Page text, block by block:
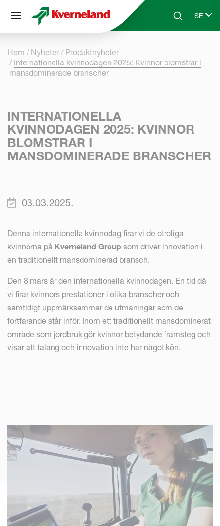
Skip to main contentSearchSE
Select
Hem Nyheter
Produktnyheter
Internationella kvinnodagen 2025: Kvinnor blomstrar i
mansdominerade branscher
INTERNATIONELLA
KVINNODAGEN 2025: KVINNOR
BLOMSTRAR I
MANSDOMINERADE BRANSCHER
03.03.2025.
Denna internationella kvinnodag firar vi de otroliga
kvinnorna på Kverneland Group som driver innovation i
en traditionellt mansdominerad bransch.
Den 8 mars är den internationella kvinnodagen. En tid då
vi firar kvinnors prestationer i olika branscher och
samtidigt uppmärksammar de utmaningar som de
fortfarande står inför. Inom ett traditionellt mansdominerat
område som jordbruk gör kvinnor betydande framsteg och
visar att talang och innovation inte har något kön.
Cookie- hanteringspanel